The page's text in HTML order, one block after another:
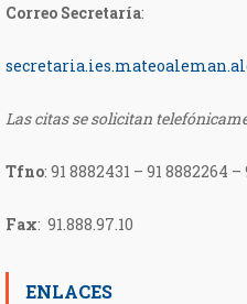
Correo Secretaría:
secretaria.ies.mateoaleman.
Las citas se solicitan
Tfno: 91 8882431 – 91 8882264 –
Fax: 91.888.97.10
ENLACES